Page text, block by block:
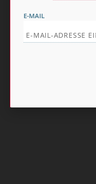
E-MAIL